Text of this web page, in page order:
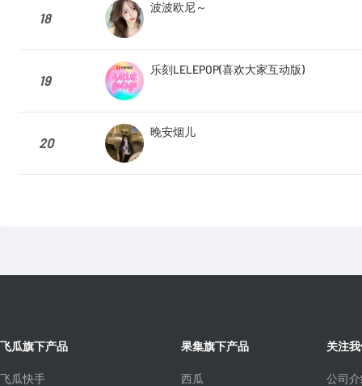
18
波波欧尼～
19
乐刻LELEPOP(喜欢大家互动版)
20
晚安烟儿
飞瓜旗下产品
飞瓜快手
果集旗下产品
西瓜
关注
公司